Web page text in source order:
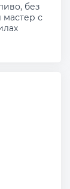
без
мастер с